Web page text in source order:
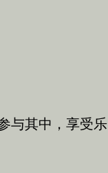
与其中，享受乐